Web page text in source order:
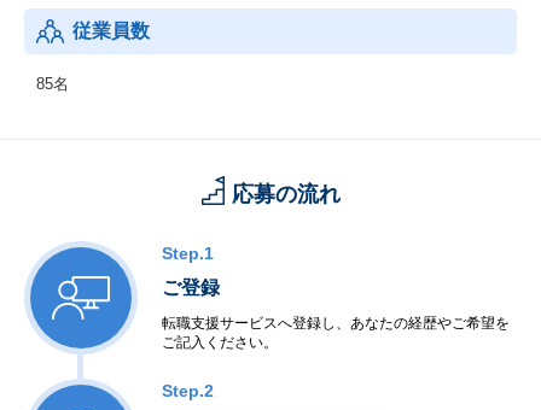
従業員数
85名
応募の流れ
Step.1
ご登録
転職支援サービスへ登録し、あなたの経歴やご希望を
ご記入ください。
Step.2